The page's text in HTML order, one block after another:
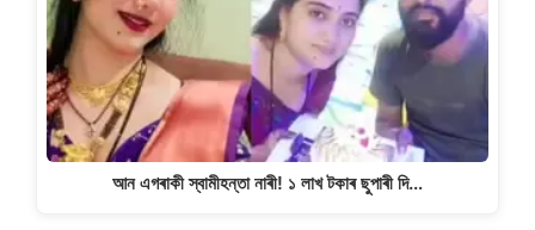
আন এগৰাকী স্বামীহন্তা নাৰী! ১ লাখ টকাৰ ছুপাৰী দি…